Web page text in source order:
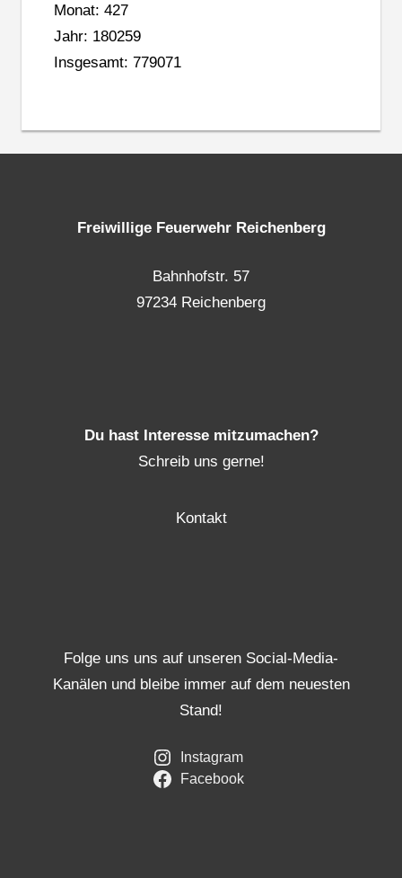
Monat: 427
Jahr: 180259
Insgesamt: 779071
Freiwillige Feuerwehr Reichenberg
Bahnhofstr. 57
97234 Reichenberg
Du hast Interesse mitzumachen?
Schreib uns gerne!
Kontakt
Folge uns uns auf unseren Social-Media-
Kanälen und bleibe immer auf dem neuesten
Stand!
Instagram
Facebook